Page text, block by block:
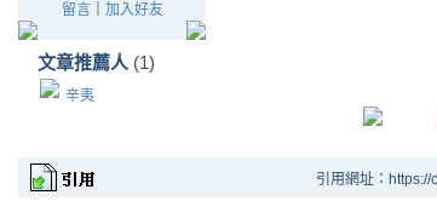
留言｜ 加入好友
文章推薦人 (1)
辛夷
引用網址：